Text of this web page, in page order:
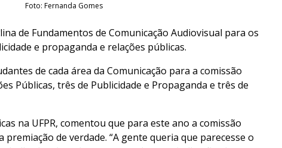
Foto: Fernanda Gomes
de Fundamentos de Comunicação Audiovisual para os
e propaganda e relações públicas.
de cada área da Comunicação para a comissão
Públicas, três de Publicidade e Propaganda e três de
na UFPR, comentou que para este ano a comissão
de verdade. “A gente queria que parecesse o